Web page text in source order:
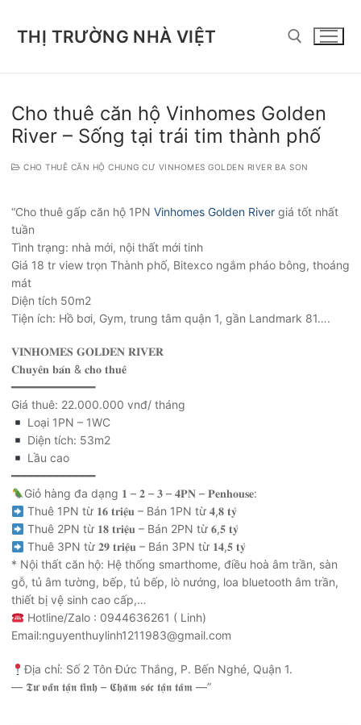
THỊ TRƯỜNG NHÀ VIỆT
Cho thuê căn hộ Vinhomes Golden
River – Sống tại trái tim thành phố
CHO THUÊ CĂN HỘ CHUNG CƯ VINHOMES GOLDEN RIVER BA SON
“Cho thuê gấp căn hộ 1PN Vinhomes Golden River giá tốt nhất
tuần
Tình trạng: nhà mới, nội thất mới tinh
Giá 18 tr view trọn Thành phố, Bitexco ngắm pháo bông, thoáng
mát
Diện tích 50m2
Tiện ích: Hồ bơi, Gym, trung tâm quận 1, gần Landmark 81….
𝐕𝐈𝐍𝐇𝐎𝐌𝐄𝐒 𝐆𝐎𝐋𝐃𝐄𝐍 𝐑𝐈𝐕𝐄𝐑
𝐂𝐡𝐮𝐲𝐞̂𝐧 𝐛𝐚́𝐧 & 𝐜𝐡𝐨 𝐭𝐡𝐮𝐞̂
━━━━━━━━━━━━━
Giá thuê: 22.000.000 vnđ/ tháng
Loại 1PN – 1WC
Diện tích: 53m2
Lầu cao
━━━━━━━━━━━━━
Giỏ hàng đa dạng 𝟏 – 𝟐 – 𝟑 – 𝟒𝐏𝐍 – 𝐏𝐞𝐧𝐡𝐨𝐮𝐬𝐞:
Thuê 1PN từ 𝟏𝟔 𝐭𝐫𝐢𝐞̣̂𝐮 – Bán 1PN từ 𝟒,𝟖 𝐭𝐲̉
Thuê 2PN từ 𝟏𝟖 𝐭𝐫𝐢𝐞̣̂𝐮 – Bán 2PN từ 𝟔,𝟓 𝐭𝐲̉
Thuê 3PN từ 𝟐𝟗 𝐭𝐫𝐢𝐞̣̂𝐮 – Bán 3PN từ 𝟏𝟒,𝟓 𝐭𝐲̉
* Nội thất căn hộ: Hệ thống smarthome, điều hoà âm trần, sàn
gỗ, tủ âm tường, bếp, tủ bếp, lò nướng, loa bluetooth âm trần,
thiết bị vệ sinh cao cấp,…
Hotline/Zalo : 0944636261 ( Linh)
Email:nguyenthuylinh1211983@gmail.com
Địa chỉ: Số 2 Tôn Đức Thắng, P. Bến Nghé, Quận 1.
— 𝕿𝖚̛ 𝖛𝖆̂́𝖓 𝖙𝖆̣̂𝖓 𝖙𝖎̀𝖓𝖍 – 𝕮𝖍𝖆̆𝖒 𝖘𝖔́𝖈 𝖙𝖆̣̂𝖓 𝖙𝖆̂𝖒 —”